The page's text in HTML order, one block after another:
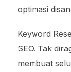
optimasi
Keyword
SEO. Tak
membuat